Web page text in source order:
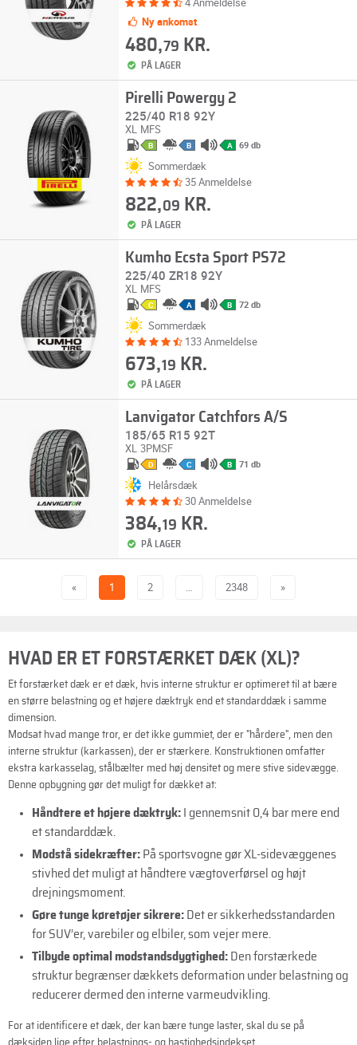
Ny ankomst
480,79 KR.
PÅ LAGER
Pirelli Powergy 2
225/40 R18 92Y
XL MFS
B B A 69 db
Sommerdæk
35 Anmeldelse
822,09 KR.
PÅ LAGER
Kumho Ecsta Sport PS72
225/40 ZR18 92Y
XL MFS
C A B 72 db
Sommerdæk
133 Anmeldelse
673,19 KR.
PÅ LAGER
Lanvigator Catchfors A/S
185/65 R15 92T
XL 3PMSF
D C B 71 db
Helårsdæk
30 Anmeldelse
384,19 KR.
PÅ LAGER
« 1 2 … 2348 »
HVAD ER ET FORSTÆRKET DÆK (XL)?
Et forstærket dæk er et dæk, hvis interne struktur er optimeret til at bære
en større belastning og et højere dæktryk end et standarddæk i samme
dimension.
Modsat hvad mange tror, er det ikke gummiet, der er "hårdere", men den
interne struktur (karkassen), der er stærkere. Konstruktionen omfatter
ekstra karkasselag, stålbælter med høj densitet og mere stive sidevægge.
Denne opbygning gør det muligt for dækket at:
Håndtere et højere dæktryk: I gennemsnit 0,4 bar mere end
et standarddæk.
Modstå sidekræfter: På sportsvogne gør XL-sidevæggenes
stivhed det muligt at håndtere vægtoverførsel og højt
drejningsmoment.
Gøre tunge køretøjer sikrere: Det er sikkerhedsstandarden
for SUV’er, varebiler og elbiler, som vejer mere.
Tilbyde optimal modstandsdygtighed: Den forstærkede
struktur begrænser dækkets deformation under belastning og
reducerer dermed den interne varmeudvikling.
For at identificere et dæk, der kan bære tunge laster, skal du se på
dæksiden lige efter belastnings- og hastighedsindekset.